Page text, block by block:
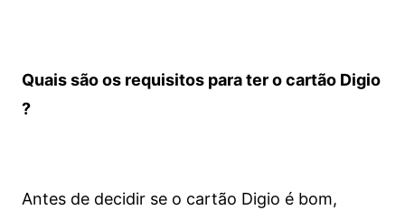
Quais são os requisitos para ter o cartão Digio
?
Antes de decidir se o cartão Digio é bom,